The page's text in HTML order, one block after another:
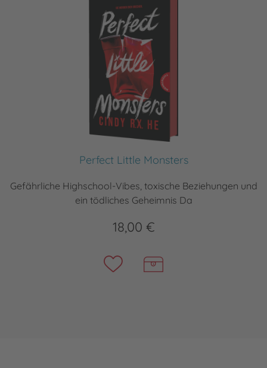
Perfect Little Monsters
Gefährliche Highschool-Vibes, toxische Beziehungen und
ein tödliches Geheimnis Da
18,00 €